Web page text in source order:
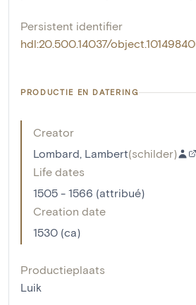
Persistent identifier
hdl:20.500.14037/object.10149840
PRODUCTIE EN DATERING
Creator
Lombard, Lambert(schilder)
Life dates
1505 - 1566 (attribué)
Creation date
1530 (ca)
Productieplaats
Luik